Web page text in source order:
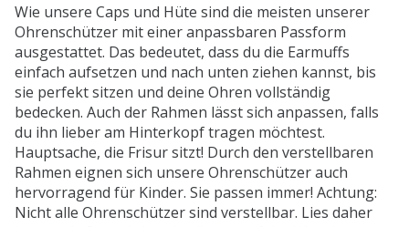
Wie unsere Caps und Hüte sind die meisten unserer
Ohrenschützer mit einer anpassbaren Passform
ausgestattet. Das bedeutet, dass du die Earmuffs
einfach aufsetzen und nach unten ziehen kannst, bis
sie perfekt sitzen und deine Ohren vollständig
bedecken. Auch der Rahmen lässt sich anpassen, falls
du ihn lieber am Hinterkopf tragen möchtest.
Hauptsache, die Frisur sitzt! Durch den verstellbaren
Rahmen eignen sich unsere Ohrenschützer auch
hervorragend für Kinder. Sie passen immer! Achtung:
Nicht alle Ohrenschützer sind verstellbar. Lies daher